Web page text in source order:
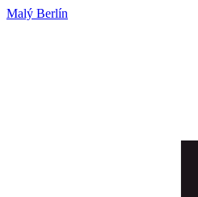
Malý Berlín